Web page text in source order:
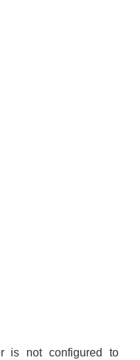
is not configured to